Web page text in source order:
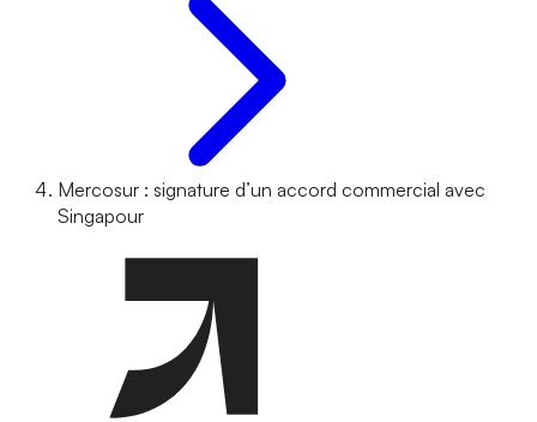
Mercosur : signature d’un accord commercial avec
Singapour